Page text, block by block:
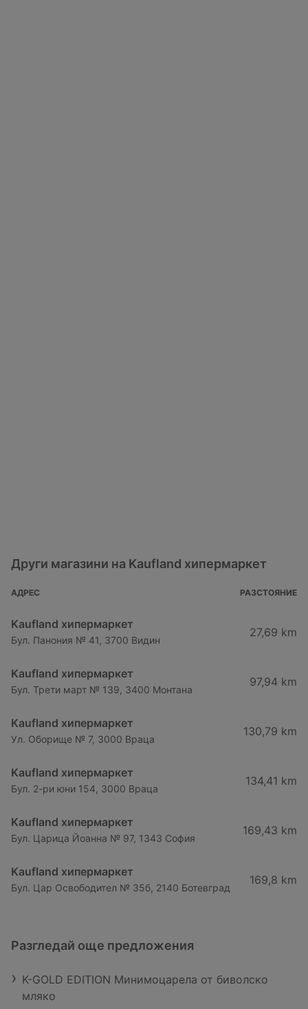
Други магазини на Kaufland хипермаркет
АДРЕС РАЗСТОЯНИЕ
Kaufland хипермаркет
Бул. Панония № 41, 3700 Видин
27,69 km
Kaufland хипермаркет
Бул. Трети март № 139, 3400 Монтана
97,94 km
Kaufland хипермаркет
Ул. Оборище № 7, 3000 Враца
130,79 km
Kaufland хипермаркет
Бул. 2-ри юни 154, 3000 Враца
134,41 km
Kaufland хипермаркет
Бул. Царица Йоанна № 97, 1343 София
169,43 km
Kaufland хипермаркет
Бул. Цар Освободител № 35б, 2140 Ботевград
169,8 km
Разгледай още предложения
K-GOLD EDITION Минимоцарела от биволско
мляко